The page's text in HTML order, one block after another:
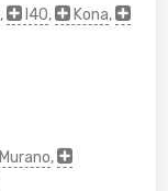
, I40, Kona,
Murano,